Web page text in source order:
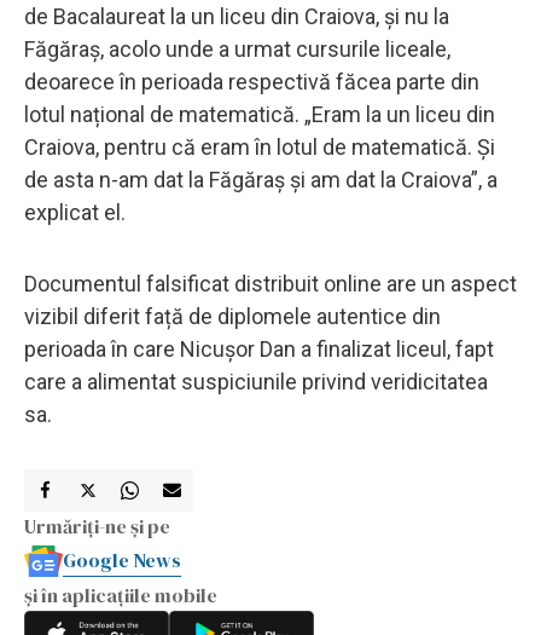
de Bacalaureat la un liceu din Craiova, și nu la
Făgăraș, acolo unde a urmat cursurile liceale,
deoarece în perioada respectivă făcea parte din
lotul național de matematică. „Eram la un liceu din
Craiova, pentru că eram în lotul de matematică. Și
de asta n-am dat la Făgăraș și am dat la Craiova”, a
explicat el.
Documentul falsificat distribuit online are un aspect
vizibil diferit față de diplomele autentice din
perioada în care Nicușor Dan a finalizat liceul, fapt
care a alimentat suspiciunile privind veridicitatea
sa.
Urmăriți-ne și pe
Google News
și în aplicațiile mobile